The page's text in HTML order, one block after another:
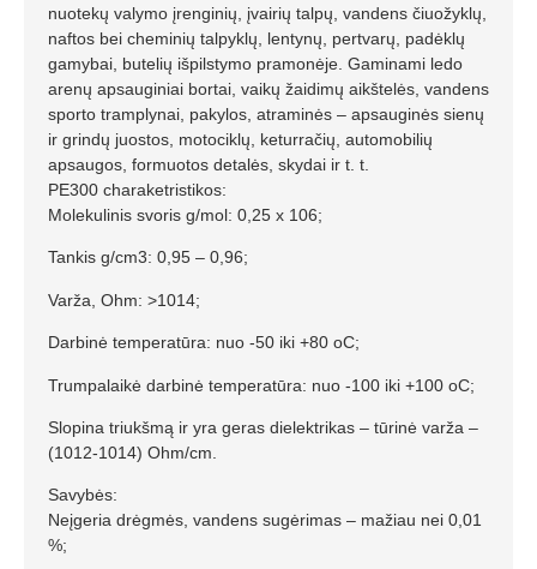
nuotekų valymo įrenginių, įvairių talpų, vandens čiuožyklų,
naftos bei cheminių talpyklų, lentynų, pertvarų, padėklų
gamybai, butelių išpilstymo pramonėje. Gaminami ledo
arenų apsauginiai bortai, vaikų žaidimų aikštelės, vandens
sporto tramplynai, pakylos, atraminės – apsauginės sienų
ir grindų juostos, motociklų, keturračių, automobilių
apsaugos, formuotos detalės, skydai ir t. t.
PE300 charaketristikos:
Molekulinis svoris g/mol: 0,25 x 106;
Tankis g/cm3: 0,95 – 0,96;
Varža, Ohm: >1014;
Darbinė temperatūra: nuo -50 iki +80 oC;
Trumpalaikė darbinė temperatūra: nuo -100 iki +100 oC;
Slopina triukšmą ir yra geras dielektrikas – tūrinė varža –
(1012-1014) Ohm/cm.
Savybės:
Neįgeria drėgmės, vandens sugėrimas – mažiau nei 0,01
%;